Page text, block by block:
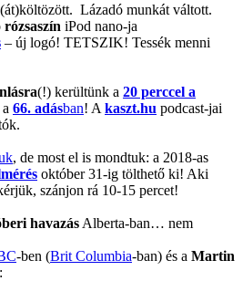
Lázadó munkát váltott.
rózsaszín iPod nano-ja
– új logó! TETSZIK! Tessék menni
(!) kerültünk a 20 perccel a
66. adásban! A kaszt.hu podcast-jai
, de most el is mondtuk: a 2018-as
október 31-ig tölthető ki! Aki
szánjon rá 10-15 percet!
havazás Alberta-ban… nem
-ben (Brit Columbia-ban) és a Martin